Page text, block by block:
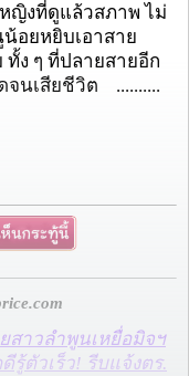
ญิงที่ดูแล้วสภาพ ไม่
อยหยิบเอาสาย
ง ๆ ที่ปลายสายอีก
จนเสียชีวิต ..........
าวลำพูนเหยื่อมิจฯ
รู้ตัวเร็ว! รีบแจ้งตร.